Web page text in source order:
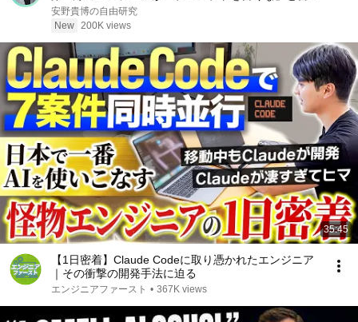
ているのか / "Human in the Loop"から"Human on the
Loop"へ
安野貴博の自由研究
New 200K views
35:45
【1日密着】Claude Codeに取り憑かれたエンジニア
｜その衝撃の開発手法に迫る
エンジニアファースト • 367K views